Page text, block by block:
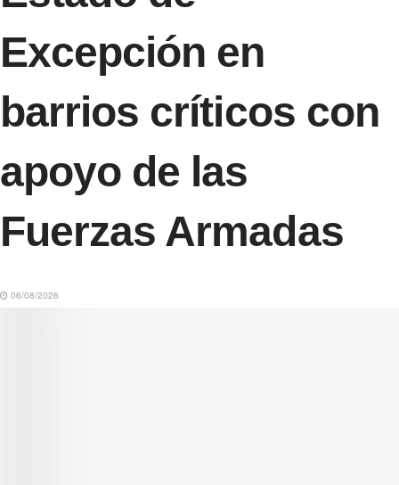
Excepción en
barrios críticos con
apoyo de las
Fuerzas Armadas
06/08/2026